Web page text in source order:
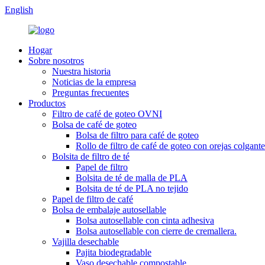
English
Hogar
Sobre nosotros
Nuestra historia
Noticias de la empresa
Preguntas frecuentes
Productos
Filtro de café de goteo OVNI
Bolsa de café de goteo
Bolsa de filtro para café de goteo
Rollo de filtro de café de goteo con orejas
Bolsita de filtro de té
Papel de filtro
Bolsita de té de malla de PLA
Bolsita de té de PLA no tejido
Papel de filtro de café
Bolsa de embalaje autosellable
Bolsa autosellable con cinta adhesiva
Bolsa autosellable con cierre de cremallera.
Vajilla desechable
Pajita biodegradable
Vaso desechable compostable